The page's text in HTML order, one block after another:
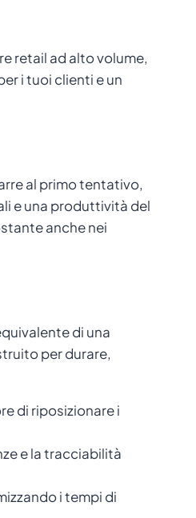
retail ad alto volume,
i tuoi clienti e un
al primo tentativo,
e una produttività del
anche nei
di una
per durare,
di riposizionare i
e la tracciabilità
i tempi di